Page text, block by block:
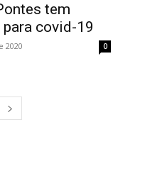
tem
covid-19
2020 0